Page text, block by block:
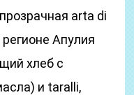
arta di
Апулия
хлеб с
и taralli,